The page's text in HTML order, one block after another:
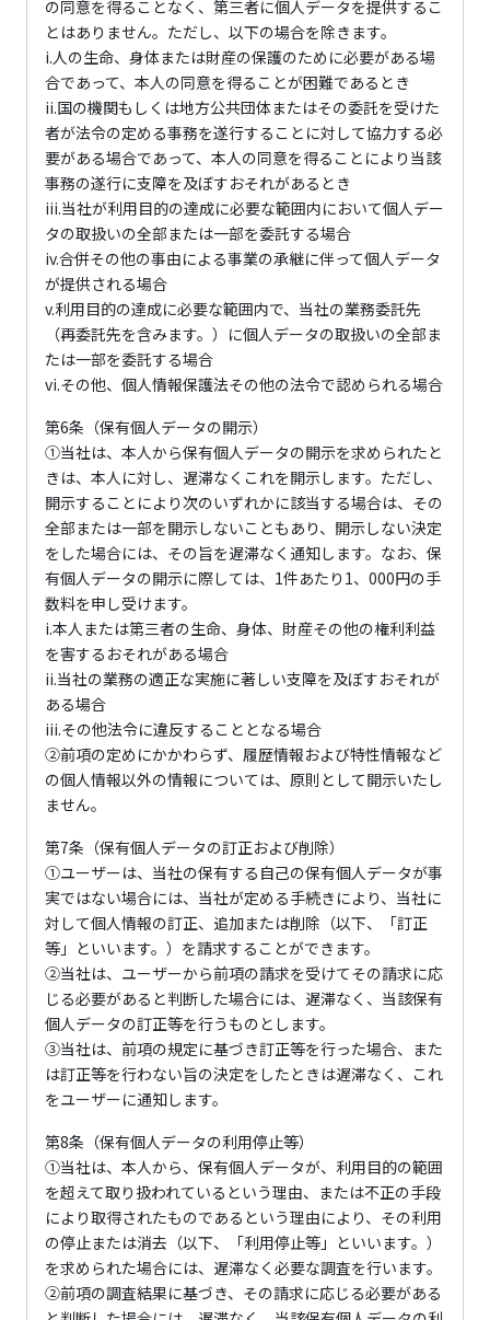
の同意を得ることなく、第三者に個人データを提供するこ
とはありません。ただし、以下の場合を除きます。
i.人の生命、身体または財産の保護のために必要がある場
合であって、本人の同意を得ることが困難であるとき
ii.国の機関もしくは地方公共団体またはその委託を受けた
者が法令の定める事務を遂行することに対して協力する必
要がある場合であって、本人の同意を得ることにより当該
事務の遂行に支障を及ぼすおそれがあるとき
iii.当社が利用目的の達成に必要な範囲内において個人デー
タの取扱いの全部または一部を委託する場合
iv.合併その他の事由による事業の承継に伴って個人データ
が提供される場合
v.利用目的の達成に必要な範囲内で、当社の業務委託先
（再委託先を含みます。）に個人データの取扱いの全部ま
たは一部を委託する場合
vi.その他、個人情報保護法その他の法令で認められる場合
第6条（保有個人データの開示）
①当社は、本人から保有個人データの開示を求められたと
きは、本人に対し、遅滞なくこれを開示します。ただし、
開示することにより次のいずれかに該当する場合は、その
全部または一部を開示しないこともあり、開示しない決定
をした場合には、その旨を遅滞なく通知します。なお、保
有個人データの開示に際しては、1件あたり1、000円の手
数料を申し受けます。
i.本人または第三者の生命、身体、財産その他の権利利益
を害するおそれがある場合
ii.当社の業務の適正な実施に著しい支障を及ぼすおそれが
ある場合
iii.その他法令に違反することとなる場合
②前項の定めにかかわらず、履歴情報および特性情報など
の個人情報以外の情報については、原則として開示いたし
ません。
第7条（保有個人データの訂正および削除）
①ユーザーは、当社の保有する自己の保有個人データが事
実ではない場合には、当社が定める手続きにより、当社に
対して個人情報の訂正、追加または削除（以下、「訂正
等」といいます。）を請求することができます。
②当社は、ユーザーから前項の請求を受けてその請求に応
じる必要があると判断した場合には、遅滞なく、当該保有
個人データの訂正等を行うものとします。
③当社は、前項の規定に基づき訂正等を行った場合、また
は訂正等を行わない旨の決定をしたときは遅滞なく、これ
をユーザーに通知します。
第8条（保有個人データの利用停止等）
①当社は、本人から、保有個人データが、利用目的の範囲
を超えて取り扱われているという理由、または不正の手段
により取得されたものであるという理由により、その利用
の停止または消去（以下、「利用停止等」といいます。）
を求められた場合には、遅滞なく必要な調査を行います。
②前項の調査結果に基づき、その請求に応じる必要がある